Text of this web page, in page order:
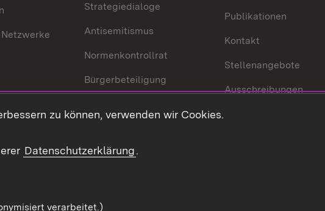
Strategiedialoge
Antisemitismus
Normenkontrollrat
Bürgerbeteiligung
Protokoll und
Publikationen
Kontakt
Stellenangebote
Ausschreibungen
zu können, verwenden wir Cookies.
Datenschutzerklärung.
verarbeitet.)